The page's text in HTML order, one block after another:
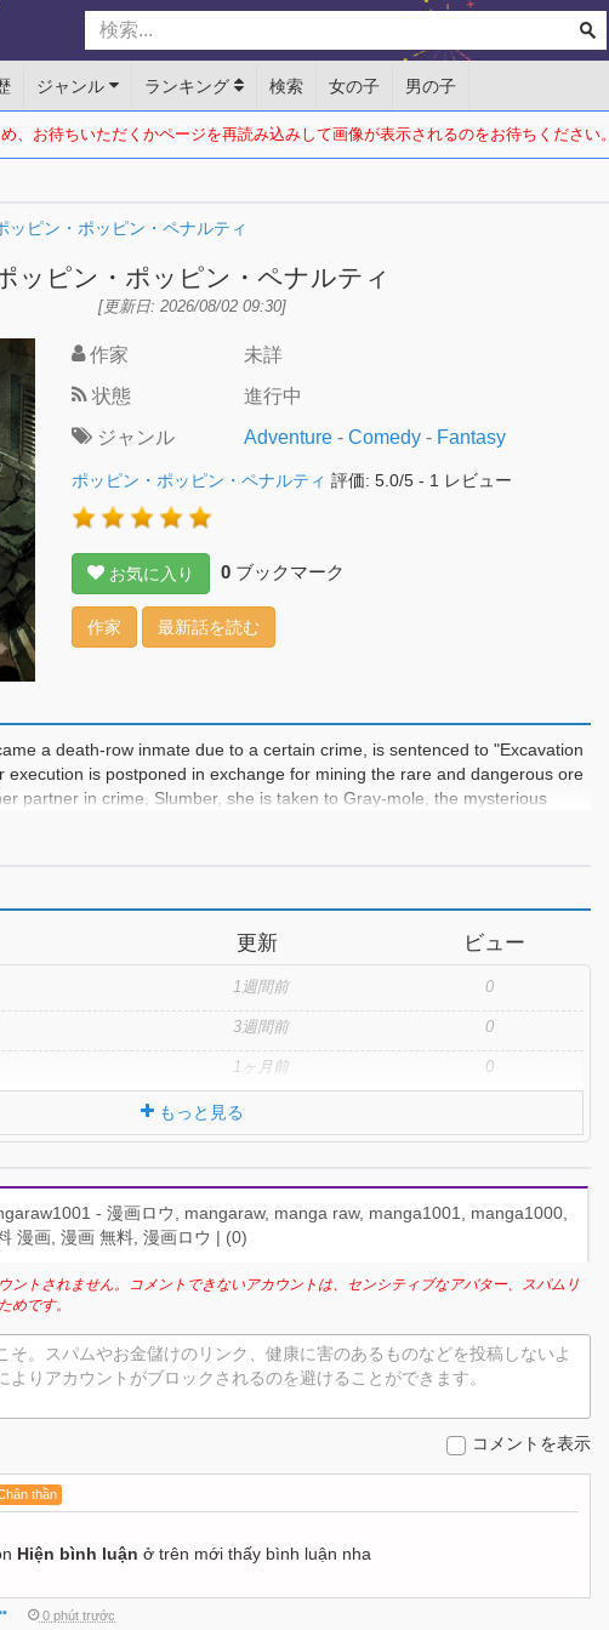
ジャンル ランキング 検索 女の子 男の子
、お待ちいただくかページを再読み込みして画像が表示されるのをお待ちください。
ッピン・ポッピン・ペナルティ
ッピン・ポッピン・ペナルティ
[更新日: 2026/08/02 09:30]
作家
未詳
状態
進行中
ジャンル
Adventure -Comedy - Fantasy
ポッピン・ポッピン・ペナルティ 評価: 5.0/5- 1 レビュー
お気に入り 0ブックマーク
作家 最新話を読む
a death-row inmate due to a certain crime, is sentenced to "Excavation
is postponed in exchange for mining the rare and dangerous ore
partner in crime, Slumber, she is taken to Gray-mole, the mysterious
of Bogosort. In this demon's den filled with outlaws and dangerous
更新 ビュー
1週間前 0
3週間前 0
1ヶ月前 0
もっと見る
- 漫画ロウ, mangaraw, manga raw, manga1001, manga1000,
漫画, 漫画 無料, 漫画ロウ | (0)
ントされません。コメントできないアカウントは、センシティブなアバター、スパムリ
めです。
そ。スパムやお金儲けのリンク、健康に害のあるものなどを投稿しないよ
よりアカウントがブロックされるのを避けることができます。
コメントを表示
thần
Hiện bình luận ở trên mới thấy bình luận nha
0 phút trước